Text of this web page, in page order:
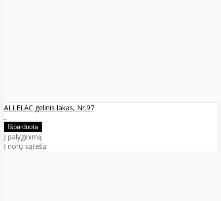
ALLELAC gelinis lakas, Nr.97
..
Į palyginimą
Į norų sąrašą